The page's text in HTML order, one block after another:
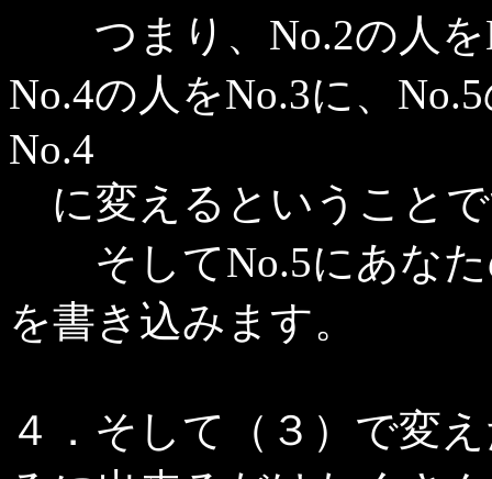
つまり、No.2の人を
No.4の人をNo.3に、
No.4
に変えるということ
そしてNo.5にあなた
を書き込みます。
４．そして（３）で変